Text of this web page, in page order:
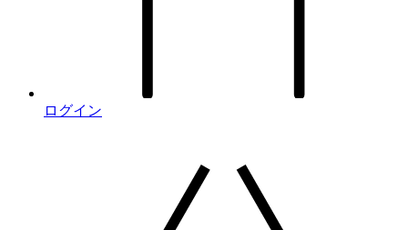
ログイン